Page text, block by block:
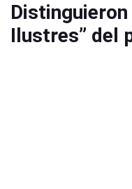
Ilustres” del